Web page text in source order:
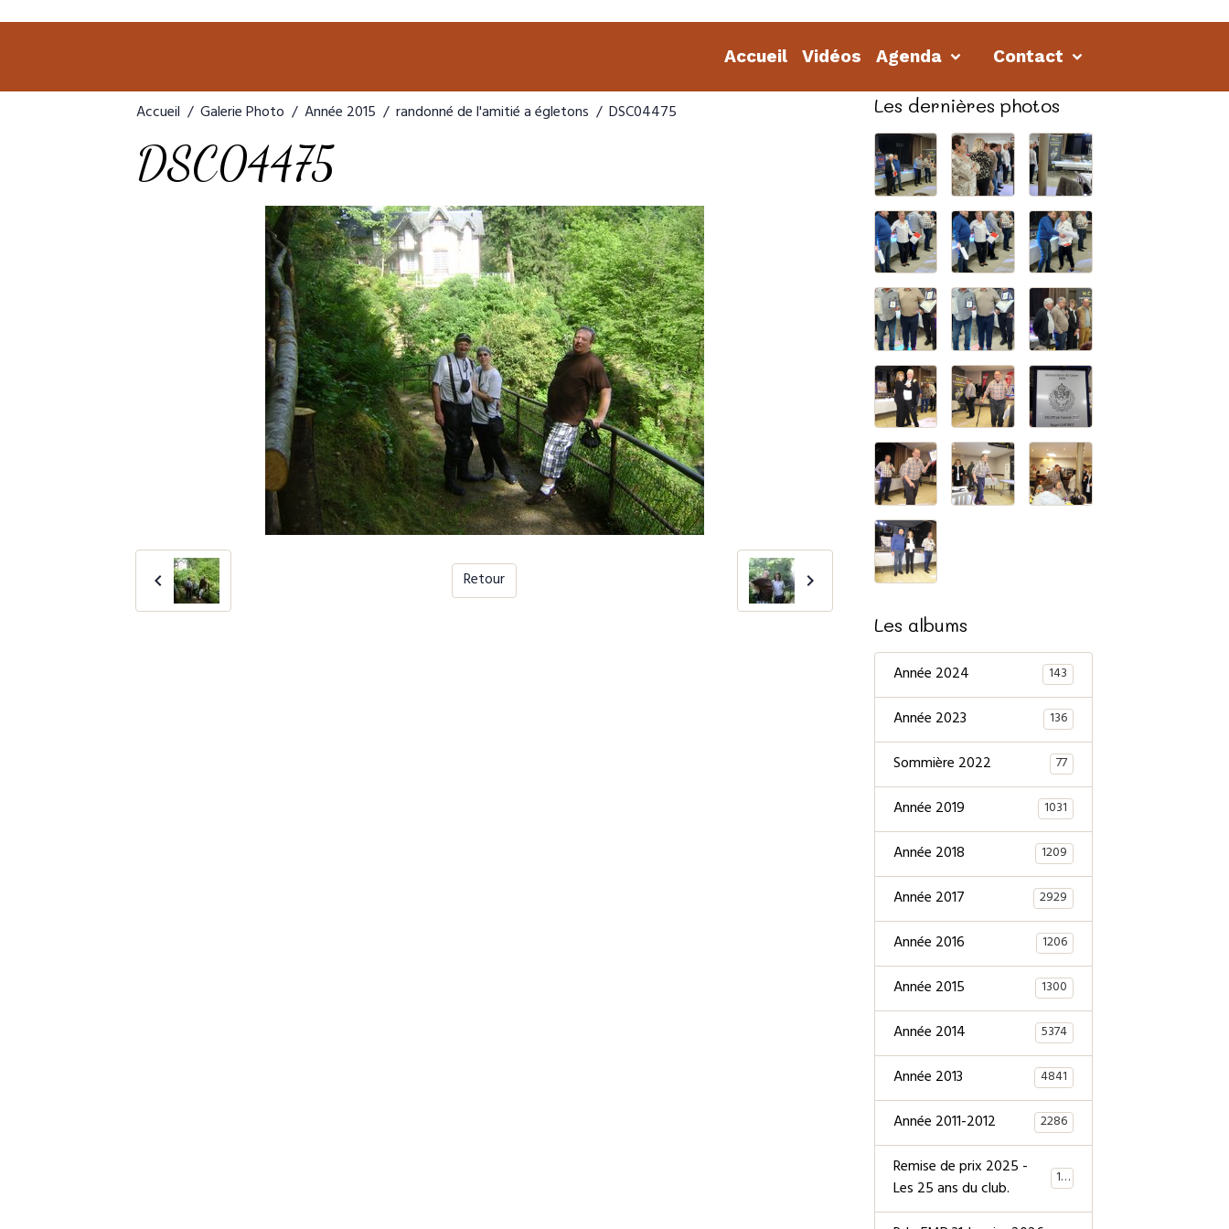
Accueil Vidéos Agenda Contact
Accueil Galerie Photo Année 2015 randonné de l'amitié a égletons DSC04475
DSC04475
Retour
Les dernières photos
Les albums
Année 2024 143
Année 2023 136
Sommière 2022 77
Année 2019 1031
Année 2018 1209
Année 2017 2929
Année 2016 1206
Année 2015 1300
Année 2014 5374
Année 2013 4841
Année 2011-2012 2286
Remise de prix 2025 -
Les 25 ans du club.
147